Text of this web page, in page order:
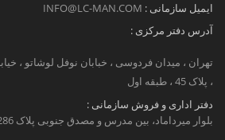
ایمیل سازمانی : INFO@LC-MAN.COM
آدرس دفتر مرکزی :
تهران ، میدان فردوسی ، خبابان نوفل لوشاتو ،
، پلاک 45 ، طبقه اول
دفتر اداری و فروش سازمانی :
بلوار میرداماد، بین مدرس و مصدق جنوبی پلاک 286 طبقه اول